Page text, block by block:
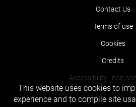
Contact Us
Terms of use
Cookies
Credits
Accessibility : non
This website uses cookies to
experience and to compile site